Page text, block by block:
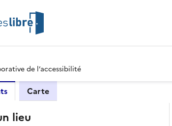
de l’accessibilité
Carte
lieu